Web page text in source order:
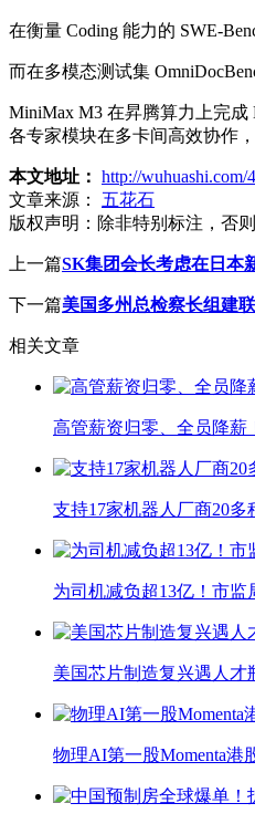
在衡量 Coding 能力的 SWE-
而在多模态测试集
MiniMax M3 在昇腾算力上完
各专家模块在多卡间高效协作
本文地址： http://wuhuashi.com/
文章来源：
五花石
版权声明： 除非特别标注，否
上一篇SK集团会长考虑在日本
下一篇美国多州总检察长组建
相关文章
高管薪资归零、全员降薪
支持17家机器人厂商20
为司机减负超13亿！市
美国芯片制造复兴遇人才
物理AI第一股Momenta港